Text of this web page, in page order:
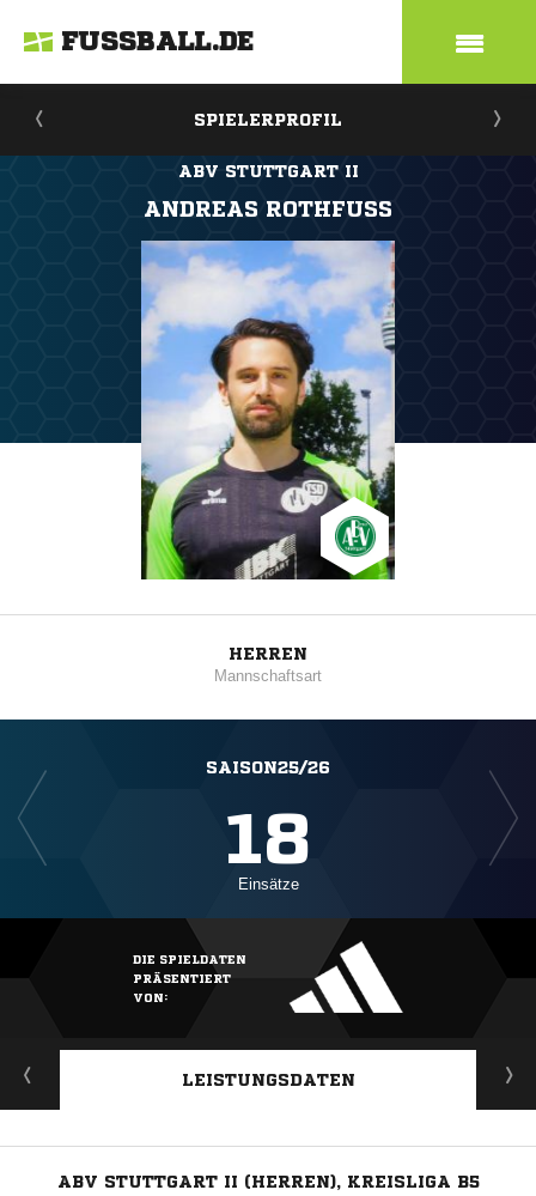
FUSSBALL.DE
SPIELERPROFIL
ABV STUTTGART II
ANDREAS ROTHFUSS
HERREN
Mannschaftsart
SAISON25/26
18
Einsätze
DIE SPIELDATEN
PRÄSENTIERT
VON:
LEISTUNGSDATEN
ABV STUTTGART II (HERREN), KREISLIGA B5